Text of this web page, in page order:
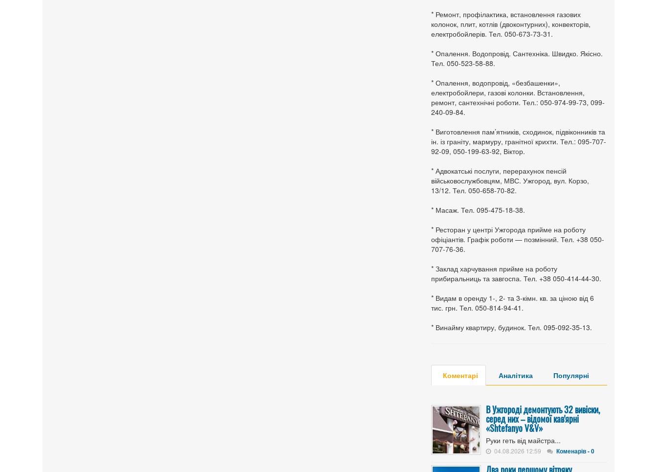
* Ремонт, профілактика, встановлення газових
колонок, плит, котлів (двоконтурних), конвекторів,
електробойлерів. Тел. 050-673-73-31.
* Опалення. Водопровід. Сантехніка. Швидко. Якісно.
Тел. 050-523-58-88.
* Опалення, водопровід, «безбашенки»,
електробойлери, газові колонки. Встановлення,
ремонт, сантехнічні роботи. Тел.: 050-974-99-73, 099-
240-09-84.
* Виготовлення пам’ятників, сходинок, підвіконників та
ін. із граніту, мармуру, гранітної крихти. Тел.: 095-707-
92-09, 050-199-63-92, Віктор.
* Адвокатські послуги, перерахунок пенсій
військовослужбовцям, МВС. Ужгород, вул. Корзо,
13/12. Тел. 050-658-70-82.
* Масаж. Тел. 095-475-18-38.
* Ресторан у центрі Ужгорода прийме на роботу
офіціантів. Графік роботи — позмінний. Тел. +38 050-
707-76-36.
* Заклад харчування прийме на роботу
прибиральниць та завгоспа. Тел. +38 050-414-44-30.
* Видам в оренду 1-, 2- та 3-кімн. кв. за ціною від 6
тис. грн. Тел. 050-814-94-41.
* Винайму квартиру, будинок. Тел. 095-092-35-13.
Коментарі Аналітика Популярні
В Ужгороді демонтують 32 вивіски,
серед них – відомої кав'ярні
«Shtefanyo V&V»
Руки геть від майстра...
04.08.2026 12:59 Коменарів - 0